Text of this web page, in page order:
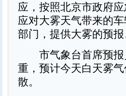
应，按照北京市政府
应对大雾天气带来的
部门，提供大雾的预
市气象台首席预报
重，预计今天白天雾
散。